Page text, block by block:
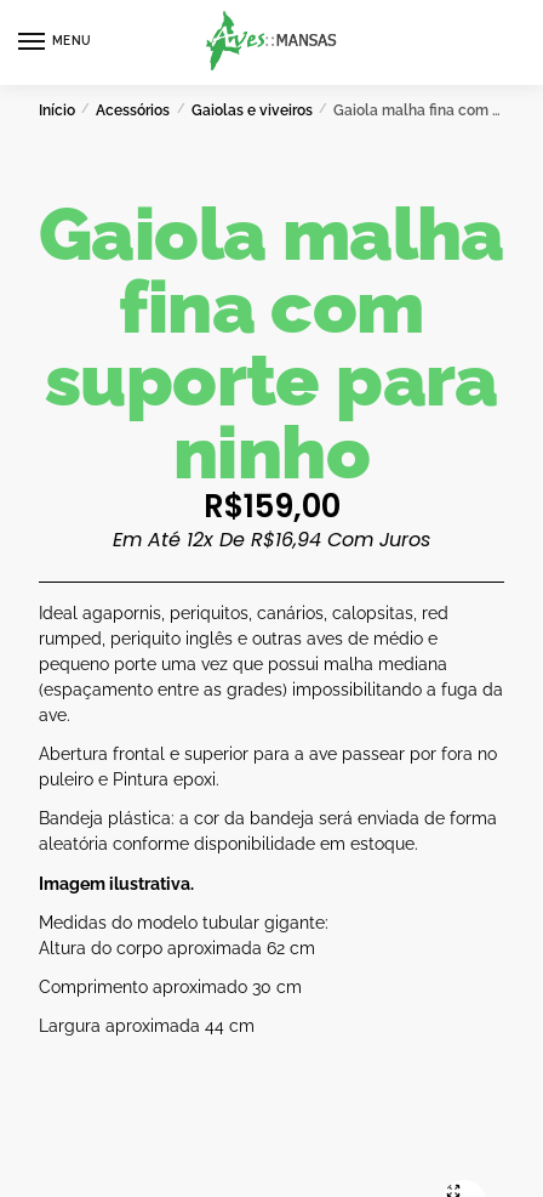
MENU
Início / Acessórios / Gaiolas e viveiros / Gaiola malha fina com suporte para ninho
Gaiola malha
fina com
suporte para
ninho
R$159,00
Em Até 12x De R$16,94 Com Juros
Ideal agapornis, periquitos, canários, calopsitas, red
rumped, periquito inglês e outras aves de médio e
pequeno porte uma vez que possui malha mediana
(espaçamento entre as grades) impossibilitando a fuga da
ave.
Abertura frontal e superior para a ave passear por fora no
puleiro e Pintura epoxi.
Bandeja plástica: a cor da bandeja será enviada de forma
aleatória conforme disponibilidade em estoque.
Imagem ilustrativa.
Medidas do modelo tubular gigante:
Altura do corpo aproximada 62 cm
Comprimento aproximado 30 cm
Largura aproximada 44 cm